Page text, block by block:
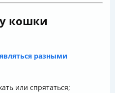
кошки
разными
или спрятаться;